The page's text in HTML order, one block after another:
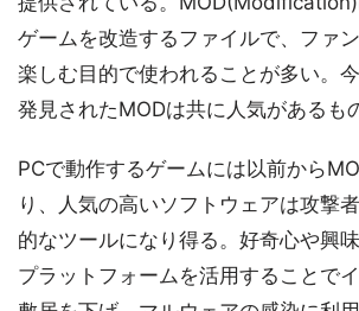
ゲームを改造するファイルで、ファ
楽しむ目的で使われることが多い。
発見されたMODは共に人気があるも
PCで動作するゲームには以前から
り、人気の高いソフトウェアは攻撃
的なツールになり得る。好奇心や興
プラットフォームを活用することで